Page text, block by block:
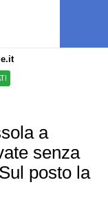
a
senza
posto la